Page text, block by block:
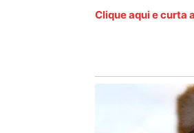
Clique aqui e curta